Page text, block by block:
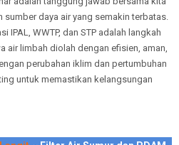
daya air yang semakin terbatas.
IPAL, WWTP, dan STP adalah langkah
air limbah diolah dengan efisien, aman,
perubahan iklim dan pertumbuhan
untuk memastikan kelangsungan